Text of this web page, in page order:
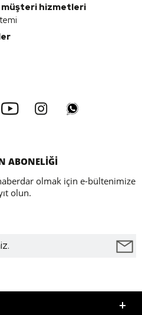
hizmetleri
ABONELİĞİ
olmak için e-bültenimize
olun.